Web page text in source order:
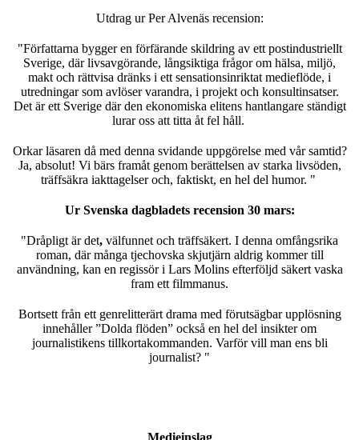
Utdrag ur Per Alvenäs recension:
"Författarna bygger en förfärande skildring av ett postindustriellt
Sverige, där livsavgörande, långsiktiga frågor om hälsa, miljö,
makt och rättvisa dränks i ett sensationsinriktat medieflöde, i
utredningar som avlöser varandra, i projekt och konsultinsatser.
Det är ett Sverige där den ekonomiska elitens hantlangare ständigt
lurar oss att titta åt fel håll.
Orkar läsaren då med denna svidande uppgörelse med vår samtid?
Ja, absolut! Vi bärs framåt genom berättelsen av starka livsöden,
träffsäkra iakttagelser och, faktiskt, en hel del humor. "
Ur Svenska dagbladets recension 30 mars:
"Dråpligt är det, välfunnet och träffsäkert. I denna omfångsrika
roman, där många tjechovska skjutjärn aldrig kommer till
användning, kan en regissör i Lars Molins efterföljd säkert vaska
fram ett filmmanus.
Bortsett från ett genrelitterärt drama med förutsägbar upplösning
innehåller ”Dolda flöden” också en hel del insikter om
journalistikens tillkortakommanden. Varför vill man ens bli
journalist? "